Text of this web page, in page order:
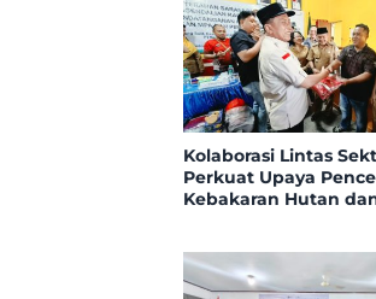
Kolaborasi Lintas
Perkuat Upaya
Kebakaran Hutan